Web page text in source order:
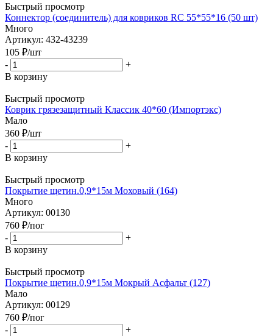
Быстрый просмотр
Коннектор (соединитель) для ковриков RC 55*55*16 (50 шт)
Много
Артикул: 432-43239
105 ₽/шт
-
+
В корзину
Быстрый просмотр
Коврик грязезащитный Классик 40*60 (Импортэкс)
Мало
360 ₽/шт
-
+
В корзину
Быстрый просмотр
Покрытие щетин.0,9*15м Моховый (164)
Много
Артикул: 00130
760 ₽/пог
-
+
В корзину
Быстрый просмотр
Покрытие щетин.0,9*15м Мокрый Асфальт (127)
Мало
Артикул: 00129
760 ₽/пог
-
+